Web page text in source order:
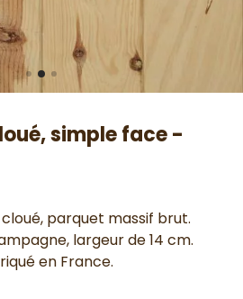
simple face -
parquet massif brut.
largeur de 14 cm.
en France.